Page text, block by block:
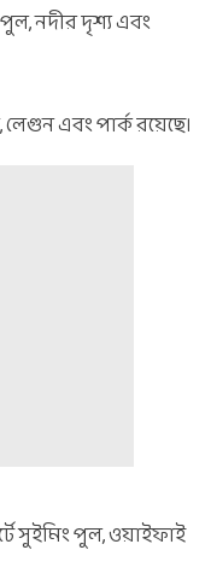
পুল, নদীর দৃশ্য এবং
এবং পার্ক রয়েছে।
সুইমিং পুল, ওয়াইফাই